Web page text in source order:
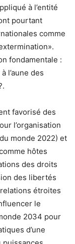
à l’entité
pourtant
comme
fondamentale :
l’aune des
favorisé des
l’organisation
monde 2022) et
hôtes
des droits
des libertés
étroites
le
2034 pour
d’une